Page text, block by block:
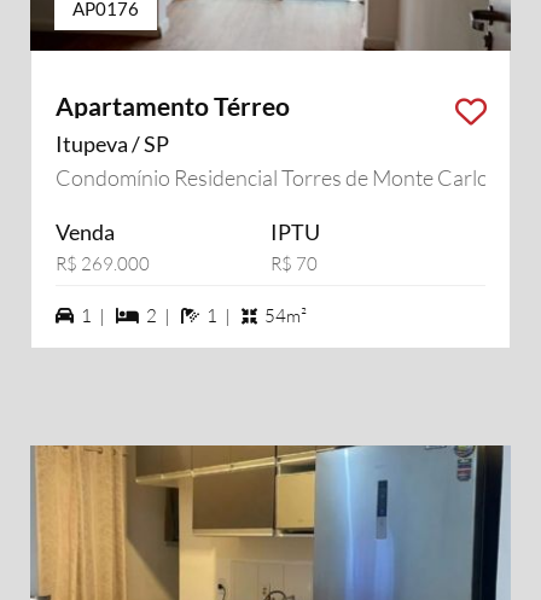
AP0176
Apartamento Térreo
Itupeva / SP
Condomínio Residencial Torres de Monte Carlo
Venda
R$ 269.000
IPTU
R$ 70
1 vagas na garagem
1 | 2 dormiórios
2 | 1 banheiros
1 | 54m²